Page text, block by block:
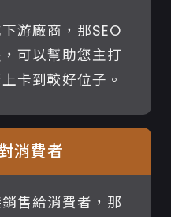
游廠商，那SEO
可以幫助您主打
卡到較好位子。
消費者
售給消費者，那